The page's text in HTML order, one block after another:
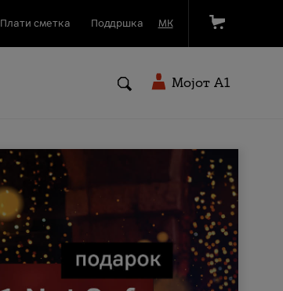
Плати сметка Поддршка МК
Мојот A1